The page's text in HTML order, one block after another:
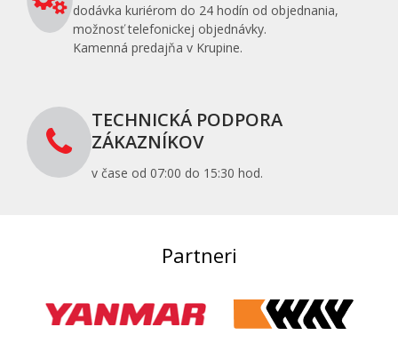
dodávka kuriérom do 24 hodín od objednania,
možnosť telefonickej objednávky.
Kamenná predajňa v Krupine.
TECHNICKÁ PODPORA
ZÁKAZNÍKOV
v čase od 07:00 do 15:30 hod.
Partneri